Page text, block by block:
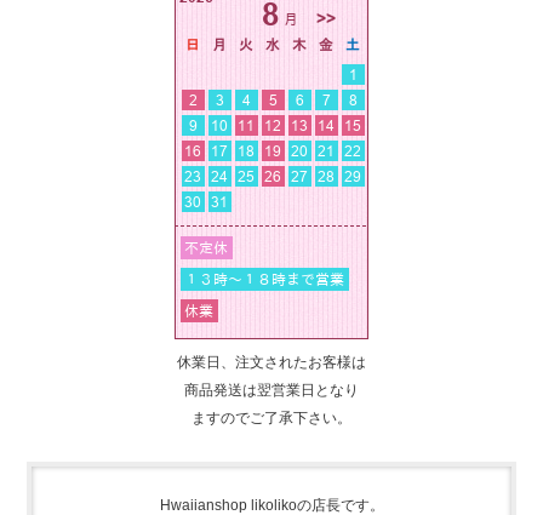
休業日、注文されたお客様は
商品発送は翌営業日となり
ますのでご了承下さい。
Hwaiianshop likolikoの店長です。